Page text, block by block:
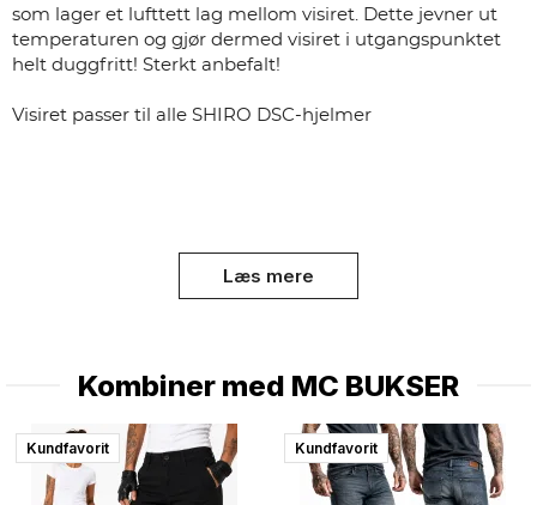
som lager et lufttett lag mellom visiret. Dette jevner ut
temperaturen og gjør dermed visiret i utgangspunktet
helt duggfritt! Sterkt anbefalt!
Visiret passer til alle SHIRO DSC-hjelmer
Læs mere
Kombiner med MC BUKSER
Kundfavorit Kundfavorit